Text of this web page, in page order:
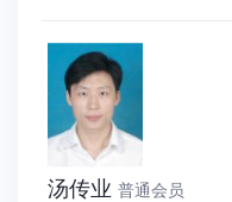
汤传业 普通会员